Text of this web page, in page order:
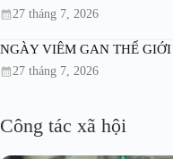
27 tháng 7, 2026
NGÀY VIÊM GAN THẾ GIỚI
27 tháng 7, 2026
Công tác xã hội